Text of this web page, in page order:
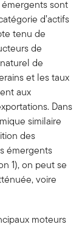
sont
d’actifs
tenu de
de
de
et les taux
aux
Dans
similaire
des
émergents
1), on peut se
voire
moteurs